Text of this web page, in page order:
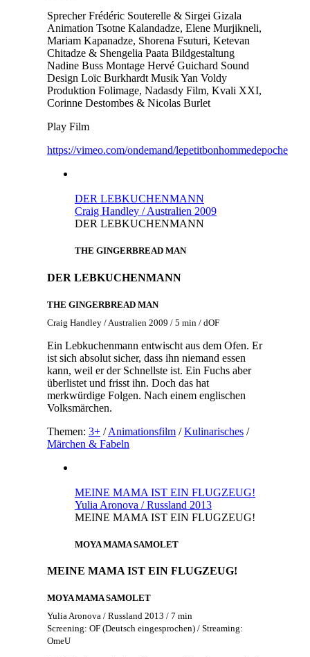
Sprecher Frédéric Souterelle & Sirgei Gizala
Animation Tsotne Kalandadze, Elene Murjikneli,
Mariam Kapanadze, Shorena Fsuturi, Ketevan
Chitadze & Shengelia Paata Bildgestaltung
Nadine Buss Montage Hervé Guichard Sound
Design Loïc Burkhardt MusikYan Voldy
Produktion Folimage, Nadasdy Film, Kvali XXI,
Corinne Destombes & Nicolas Burlet
Play Film
https://vimeo.com/ondemand/lepetitbonhommedepoche
DER LEBKUCHENMANN
Craig Handley / Australien 2009
DER LEBKUCHENMANN
THE GINGERBREAD MAN
DER LEBKUCHENMANN
THE GINGERBREAD MAN
Craig Handley / Australien 2009 / 5 min / dOF
Ein Lebkuchenmann entwischt aus dem Ofen. Er
ist sich absolut sicher, dass ihn niemand essen
kann, weil er der Schnellste ist. Ein Fuchs aber
überlistet und frisst ihn. Doch das hat
merkwürdige Folgen. Nach einem englischen
Volksmärchen.
Themen: 3+/Animationsfilm/Kulinarisches/
Märchen & Fabeln
MEINE MAMA IST EIN FLUGZEUG!
Yulia Aronova / Russland 2013
MEINE MAMA IST EIN FLUGZEUG!
MOYA MAMA SAMOLET
MEINE MAMA IST EIN FLUGZEUG!
MOYA MAMA SAMOLET
Yulia Aronova / Russland 2013 / 7 min
Screening: OF (Deutsch eingesprochen) / Streaming:
OmeU